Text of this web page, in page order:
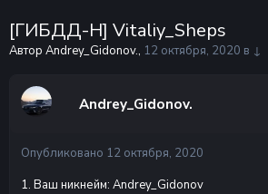
[ГИБДД-Н] Vitaliy_Sheps
Автор Andrey_Gidonov., 12 октября, 2020 в ↓
Andrey_Gidonov.
Опубликовано 12 октября, 2020
1. Ваш никнейм: Andrey_Gidonov